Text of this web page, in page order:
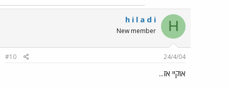
H
h i l a d i
New member
24/4/04
#10
אוקיי אז...